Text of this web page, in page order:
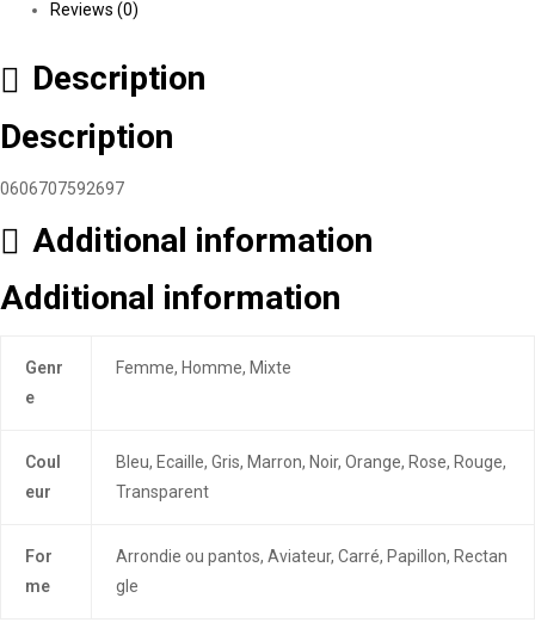
Reviews (0)
Description
Description
0606707592697
Additional information
Additional information
Genr
e
Femme, Homme, Mixte
Coul
eur
Bleu, Ecaille, Gris, Marron, Noir, Orange, Rose, Rouge,
Transparent
For
me
Arrondie ou pantos, Aviateur, Carré, Papillon, Rectan
gle